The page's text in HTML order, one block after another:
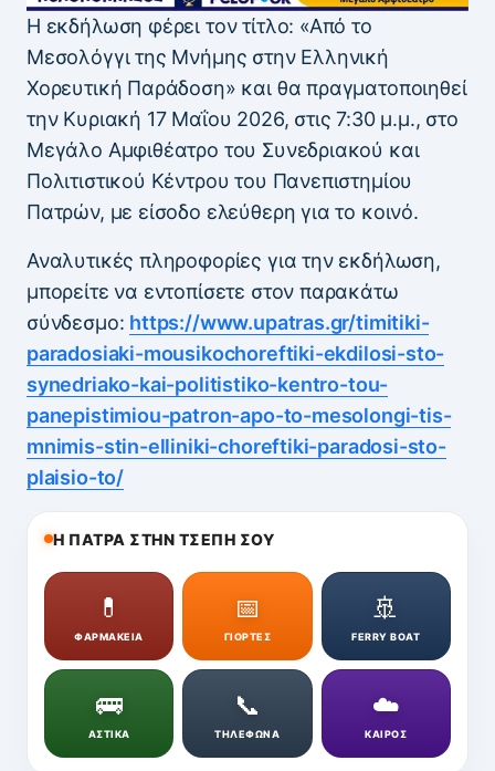
Η εκδήλωση φέρει τον τίτλο: «Από το
Μεσολόγγι της Μνήμης στην Ελληνική
Χορευτική Παράδοση» και θα πραγματοποιηθεί
την Κυριακή 17 Μαΐου 2026, στις 7:30 μ.μ., στο
Μεγάλο Αμφιθέατρο του Συνεδριακού και
Πολιτιστικού Κέντρου του Πανεπιστημίου
Πατρών, με είσοδο ελεύθερη για το κοινό.
Αναλυτικές πληροφορίες για την εκδήλωση,
μπορείτε να εντοπίσετε στον παρακάτω
σύνδεσμο: https://www.upatras.gr/timitiki-
paradosiaki-mousikochoreftiki-ekdilosi-sto-
synedriako-kai-politistiko-kentro-tou-
panepistimiou-patron-apo-to-mesolongi-tis-
mnimis-stin-elliniki-choreftiki-paradosi-sto-
plaisio-to/
Η ΠΑΤΡΑ ΣΤΗΝ ΤΣΕΠΗ ΣΟΥ
💊
ΦΑΡΜΑΚΕΙΑ
📅
ΓΙΟΡΤΕΣ
🚢
FERRY BOAT
🚌
ΑΣΤΙΚΑ
📞
ΤΗΛΕΦΩΝΑ
☁️
ΚΑΙΡΟΣ